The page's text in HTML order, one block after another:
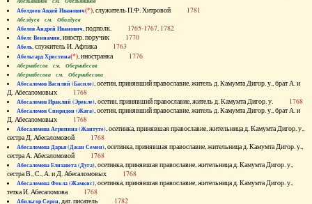
Абелдеев Авдей Иванович(*), служитель П.Ф. Хитровой 1781
Абелдуев см. Оболдуев
Абелов Андрей Иванович, подполк. 1765-1767, 1782
Абелс Вениамин, иностр. поручик 1770
Абель, служитель И. Афлика 1763
Абельгард Христина(*), иностранка 1776
Абернибесов см. Обернибесов
Абернибесова см. Обернибесова
Абесаломов Василий (Басиле), осетин, принявший православие, житель д. Камумта Дигор. у., брат А. и
Д. Абесаломовых 1768
Абесаломов Ираклий (Эрекле), осетин, принявший православие, житель д. Камумта Дигор. у. 1768
Абесаломов Спиридон (Жага), осетин, принявший православие, житель д. Камумта Дигор. у., брат А. и
Д. Абесаломовых 1768
Абесаломова Агрипина (Жантуте), осетинка, принявшая православие, жительница д. Камумта Дигор. у.,
сестра Д. Абесаломовой 1768
Абесаломова Дарья (Джан Семен), осетинка, принявшая православие, жительница д. Камумта Дигор. у.,
сестра А. Абесаломовой 1768
Абесаломова Елизавета (Дуга), осетинка, принявшая православие, жительница д. Камумта Дигор. у.,
сестра В., С., А. и Д. Абесаломовых 1768
Абесаломова Фекла (Жамкис), осетинка, принявшая православие, жительница д. Камумта Дигор. у.,
тетка И. Абесаломова 1768
Абильгор Серен, дат. писатель 1782